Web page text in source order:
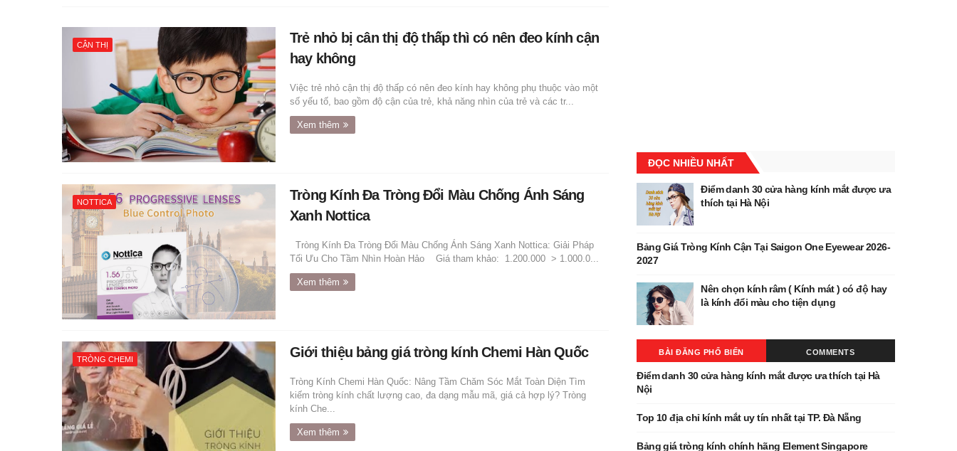
CẬN THỊ
Trẻ nhỏ bị cân thị độ thấp thì có nên đeo kính cận
hay không
Việc trẻ nhỏ cận thị độ thấp có nên đeo kính hay không phụ thuộc vào một
số yếu tố, bao gồm độ cận của trẻ, khả năng nhìn của trẻ và các tr...
Xem thêm
NOTTICA
Tròng Kính Đa Tròng Đổi Màu Chống Ánh Sáng
Xanh Nottica
Tròng Kính Đa Tròng Đổi Màu Chống Ánh Sáng Xanh Nottica: Giải Pháp
Tối Ưu Cho Tầm Nhìn Hoàn Hảo Giá tham khảo: 1.200.000 > 1.000.0...
Xem thêm
TRÒNG CHEMI Giới thiệu bảng giá tròng kính Chemi Hàn Quốc
Tròng Kính Chemi Hàn Quốc: Nâng Tầm Chăm Sóc Mắt Toàn Diện Tìm
kiếm tròng kính chất lượng cao, đa dạng mẫu mã, giá cả hợp lý? Tròng
kính Che...
Xem thêm
ĐỌC NHIỀU NHẤT
Điểm danh 30 cửa hàng kính mắt được ưa
thích tại Hà Nội
Bảng Giá Tròng Kính Cận Tại Saigon One Eyewear 2026-
2027
Nên chọn kính râm ( Kính mát ) có độ hay
là kính đổi màu cho tiện dụng
BÀI ĐĂNG PHỔ BIẾN COMMENTS
Điểm danh 30 cửa hàng kính mắt được ưa thích tại Hà
Nội
Top 10 địa chỉ kính mắt uy tín nhất tại TP. Đà Nẵng
Bảng giá tròng kính chính hãng Element Singapore